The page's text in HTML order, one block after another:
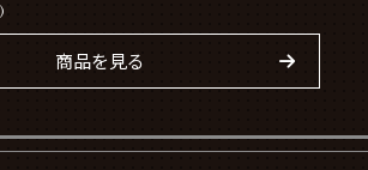
商品を見る